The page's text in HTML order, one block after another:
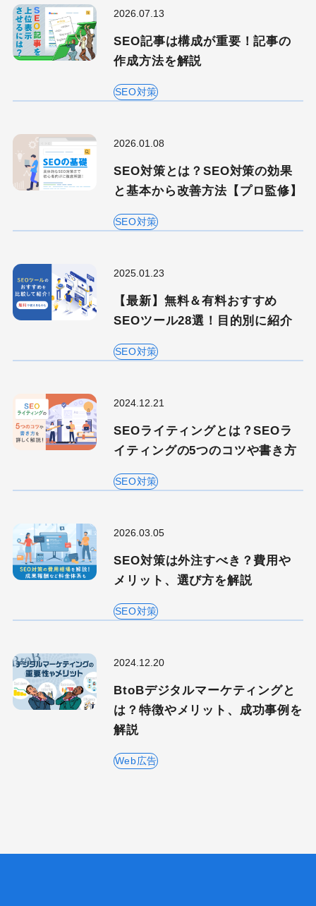
サイト改善
ディスプレイ広告
フレームワーク
ホワイトペーパー
メルマガ
リスティング広告
調査レポート
2026.07.13
SEO記事は構成が重要！記事の
作成方法を解説
SEO対策
2026.01.08
SEO対策とは？SEO対策の効果
と基本から改善方法【プロ監修】
SEO対策
2025.01.23
【最新】無料＆有料おすすめ
SEOツール28選！目的別に紹介
SEO対策
2024.12.21
SEOライティングとは？SEOラ
イティングの5つのコツや書き方
SEO対策
2026.03.05
SEO対策は外注すべき？費用や
メリット、選び方を解説
SEO対策
2024.12.20
BtoBデジタルマーケティングと
は？特徴やメリット、成功事例を
解説
Web広告